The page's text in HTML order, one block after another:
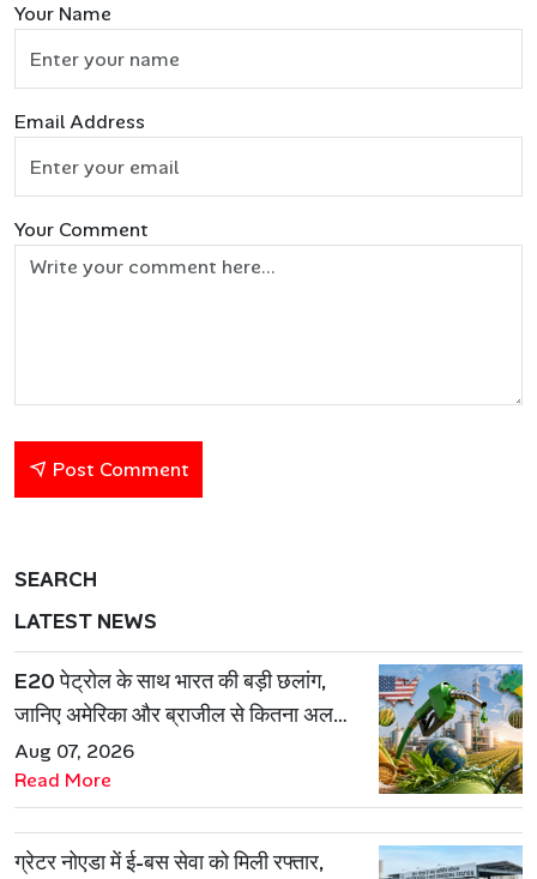
Your Name
Email Address
Your Comment
Post Comment
SEARCH
LATEST NEWS
E20 पेट्रोल के साथ भारत की बड़ी छलांग,
जानिए अमेरिका और ब्राजील से कितना अलग
है एथेनॉल मॉडल
Aug 07, 2026
Read More
ग्रेटर नोएडा में ई-बस सेवा को मिली रफ्तार,